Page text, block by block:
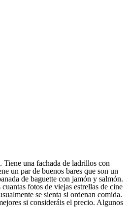
Tiene una fachada de ladrillos con
un par de buenos bares que son un
de baguette con jamón y salmón.
fotos de viejas estrellas de cine
se sienta si ordenan comida.
si consideráis el precio. Algunos